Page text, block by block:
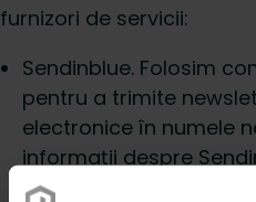
furnizori de servicii:
Sendinblue. Folosim
pentru a trimite
electronice în numele
informații despre
consultați